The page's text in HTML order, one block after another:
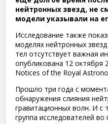
нейтронных звезд, не
модели указывали на
Исследование также
моделях нейтронных
тел отсутствует важная
опубликована 12 октября
Notices of the Royal
Прошло три года с
обнаружения слияния
гравитационных волн. И с
группа исследователей